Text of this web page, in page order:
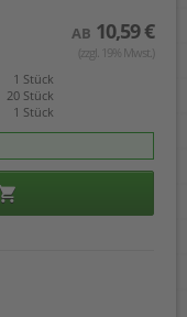
AB 10,59 €
(zzgl. 19% Mwst.)
1 Stück
20 Stück
1 Stück